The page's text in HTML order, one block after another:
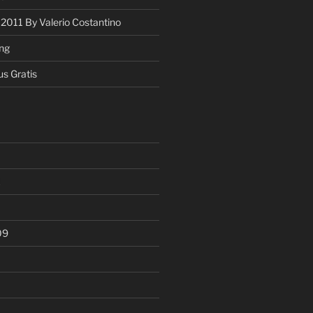
By Valerio Costantino
Gratis